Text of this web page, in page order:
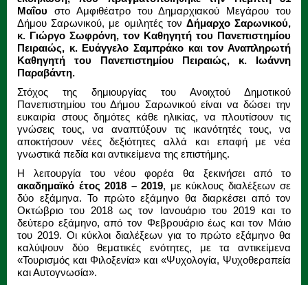
Μαΐου στο Αμφιθέατρο του Δημαρχιακού Μεγάρου του
Δήμου Σαρωνικού, με ομιλητές τον Δήμαρχο Σαρωνικού,
κ. Γιώργο Σωφρόνη, τον Καθηγητή του Πανεπιστημίου
Πειραιώς, κ. Ευάγγελο Σαμπράκο και τον Αναπληρωτή
Καθηγητή του Πανεπιστημίου Πειραιώς, κ. Ιωάννη
Παραβάντη.
Στόχος της δημιουργίας του Ανοιχτού Δημοτικού
Πανεπιστημίου του Δήμου Σαρωνικού είναι να δώσει την
ευκαιρία στους δημότες κάθε ηλικίας, να πλουτίσουν τις
γνώσεις τους, να αναπτύξουν τις ικανότητές τους, να
αποκτήσουν νέες δεξιότητες αλλά και επαφή με νέα
γνωστικά πεδία και αντικείμενα της επιστήμης.
Η λειτουργία του νέου φορέα θα ξεκινήσει από το
ακαδημαϊκό έτος 2018 – 2019, με κύκλους διαλέξεων σε
δύο εξάμηνα. Το πρώτο εξάμηνο θα διαρκέσει από τον
Οκτώβριο του 2018 ως τον Ιανουάριο του 2019 και το
δεύτερο εξάμηνο, από τον Φεβρουάριο έως και τον Μάιο
του 2019. Οι κύκλοι διαλέξεων για το πρώτο εξάμηνο θα
καλύψουν δύο θεματικές ενότητες, με τα αντικείμενα
«Τουρισμός και Φιλοξενία» και «Ψυχολογία, Ψυχοθεραπεία
και Αυτογνωσία».